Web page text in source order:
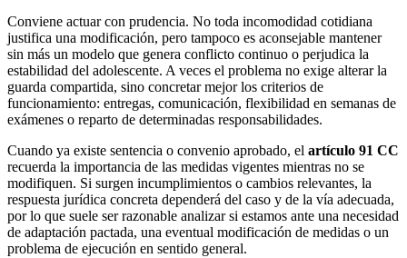
Conviene actuar con prudencia. No toda incomodidad cotidiana
justifica una modificación, pero tampoco es aconsejable mantener
sin más un modelo que genera conflicto continuo o perjudica la
estabilidad del adolescente. A veces el problema no exige alterar la
guarda compartida, sino concretar mejor los criterios de
funcionamiento: entregas, comunicación, flexibilidad en semanas de
exámenes o reparto de determinadas responsabilidades.
Cuando ya existe sentencia o convenio aprobado, el artículo 91 CC
recuerda la importancia de las medidas vigentes mientras no se
modifiquen. Si surgen incumplimientos o cambios relevantes, la
respuesta jurídica concreta dependerá del caso y de la vía adecuada,
por lo que suele ser razonable analizar si estamos ante una necesidad
de adaptación pactada, una eventual modificación de medidas o un
problema de ejecución en sentido general.